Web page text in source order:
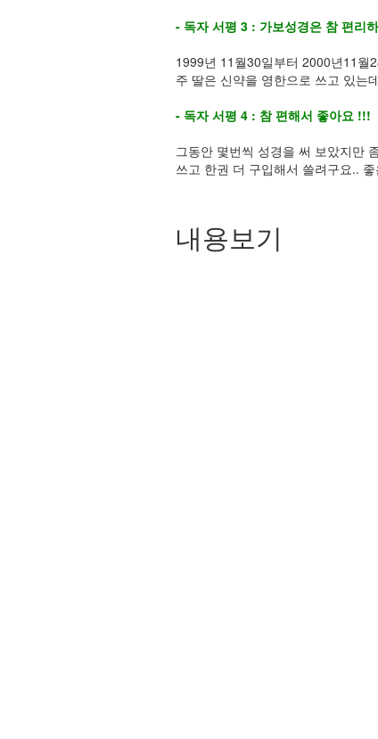
- 독자 서평 3 : 가보성경은 참 편리
1999년 11월30일부터 2000년11월
주 딸은 신약을 영한으로 쓰고 있는
- 독자 서평 4 : 참 편해서 좋아요 !!!
그동안 몇번씩 성경을 써 보았지만
쓰고 한권 더 구입해서 쓸려구요..
내용보기